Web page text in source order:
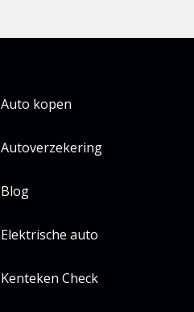
Auto kopen
Autoverzekering
Blog
Elektrische auto
Kenteken Check